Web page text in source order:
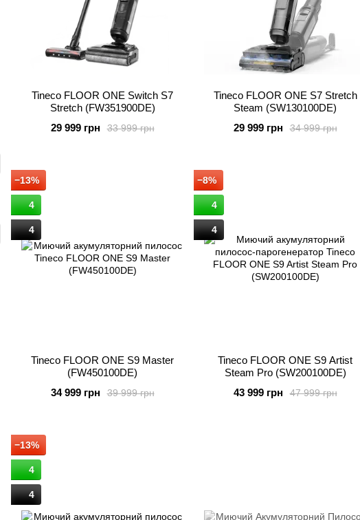
Tineco FLOOR ONE Switch S7
Stretch (FW351900DE)
33 999 грн
29 999 грн
Tineco FLOOR ONE S7 Stretch
Steam (SW130100DE)
34 999 грн
29 999 грн
−13%
4
4
Tineco FLOOR ONE S9 Master
(FW450100DE)
39 999 грн
34 999 грн
−8%
4
4
Tineco FLOOR ONE S9 Artist
Steam Pro (SW200100DE)
47 999 грн
43 999 грн
−13%
4
4